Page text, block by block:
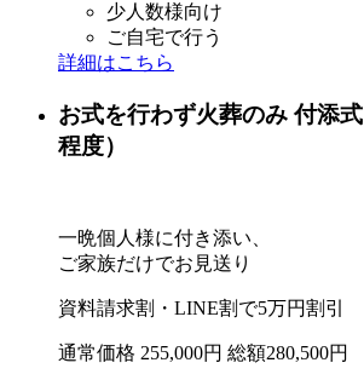
少人数様向け
ご自宅で行う
詳細はこちら
お式を行わず火葬のみ 付添式
程度）
一晩個人様に付き添い、
ご家族だけでお見送り
資料請求割・LINE割で5万円割引
通常価格 255,000円 総額280,500円